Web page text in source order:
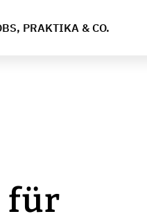
PRAKTIKA & CO.
für